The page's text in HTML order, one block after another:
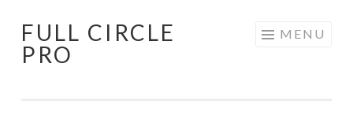
Pular
para
FULL CIRCLE
PRO
MENU